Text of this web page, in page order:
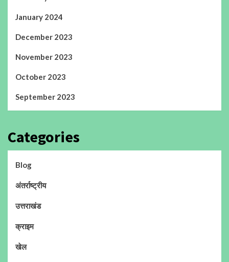
January 2024
December 2023
November 2023
October 2023
September 2023
Categories
Blog
अंतर्राष्ट्रीय
उत्तराखंड
क्राइम
खेल